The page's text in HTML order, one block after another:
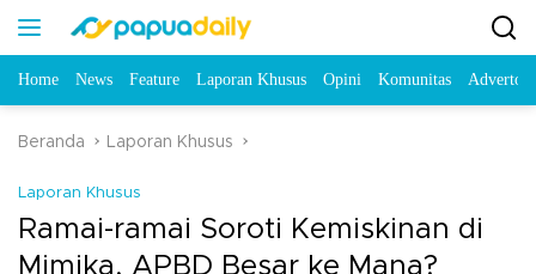
Home News Feature Laporan Khusus Opini Komunitas
Beranda Laporan Khusus
Laporan Khusus
Ramai-ramai Soroti Kemiskinan di
Mimika, APBD Besar ke Mana?